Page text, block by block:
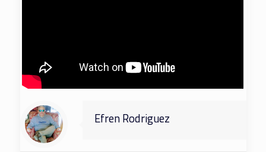
Efren Rodriguez